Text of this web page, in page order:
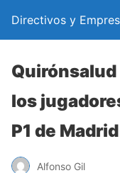
Directivos y
los
P1 de Madrid
Alfonso Gil